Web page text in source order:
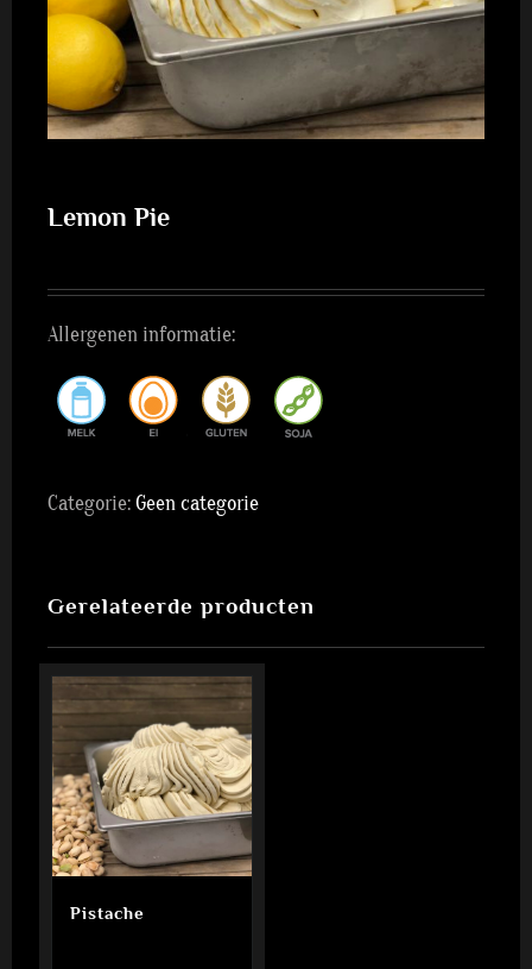
Lemon Pie
Allergenen informatie:
Categorie:Geen categorie
Gerelateerde producten
Pistache